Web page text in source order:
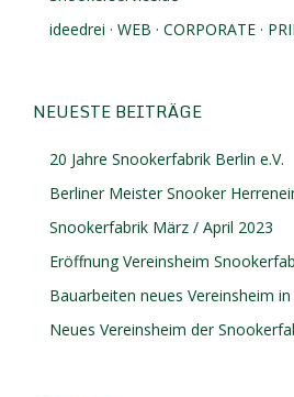
ideedrei · WEB · CORPORATE ·
NEUESTE BEITRÄGE
20 Jahre Snookerfabrik Berlin e.V.
Berliner Meister Snooker
Snookerfabrik März / April 2023
Eröffnung Vereinsheim
Bauarbeiten neues Vereinsheim
Neues Vereinsheim der